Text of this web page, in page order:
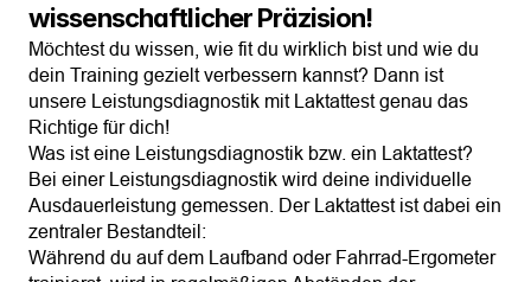
wissenschaftlicher Präzision!
Möchtest du wissen, wie fit du wirklich bist und wie du
dein Training gezielt verbessern kannst? Dann ist
unsere Leistungsdiagnostik mit Laktattest genau das
Richtige für dich!
Was ist eine Leistungsdiagnostik bzw. ein Laktattest?
Bei einer Leistungsdiagnostik wird deine individuelle
Ausdauerleistung gemessen. Der Laktattest ist dabei ein
zentraler Bestandteil:
Während du auf dem Laufband oder Fahrrad-Ergometer